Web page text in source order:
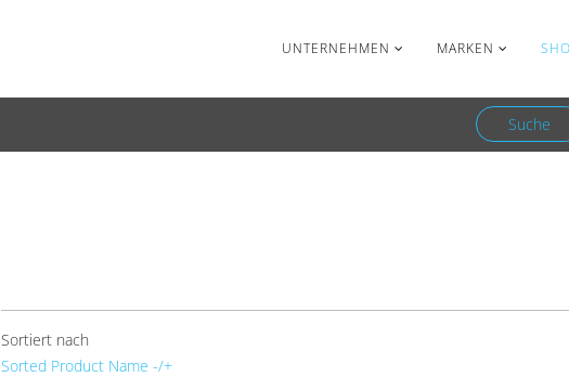
UNTERNEHMEN MARKEN
Suche
Sortiert nach
Sorted Product Name -/+